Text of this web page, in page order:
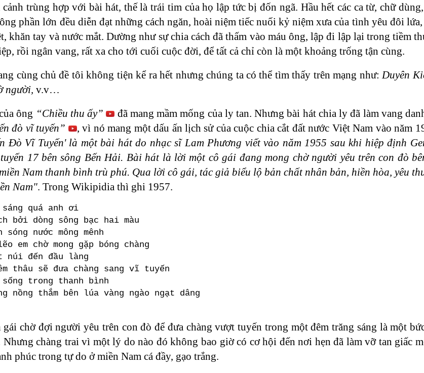
trùng hợp với bài hát, thế là trái tim của họ lập tức bị đốn ngã. Hầu hết các ca từ, chữ
phần lớn đều diễn đạt những cách ngăn, hoài niệm tiếc nuối kỷ niệm xưa của tình yêu đôi
khăn tay và nước mắt. Dường như sự chia cách đã thấm vào máu ông, lập đi lập lại trong tiềm
rồi ngân vang, rất xa cho tới cuối cuộc đời, để tất cả chỉ còn là một khoảng trống tận cùng.
cùng chủ đề tôi không tiện kể ra hết nhưng chúng ta có thể tìm thấy trên mạng như: Duyên
người, v.v…
ông “Chiều thu ấy”
đã mang mầm mống của ly tan. Nhưng bài hát chia ly đã làm vang
đò vĩ tuyến”
, vì nó mang một dấu ấn lịch sử của cuộc chia cắt đất nước Việt Nam vào năm
Đò Vĩ Tuyến' là một bài hát do nhạc sĩ Lam Phương viết vào năm 1955 sau khi hiệp định
17 bên sông Bến Hải. Bài hát là lời một cô gái đang mong chờ người yêu trên con đò
Nam thanh bình trù phú. Qua lời cô gái, tác giả biểu lộ bản chất nhân bản, hiền hòa, yêu
Nam". Trong Wikipidia thì ghi 1957.
quá anh ơi
bởi dòng sông bạc hai màu
nước mông mênh
em chờ mong gặp bóng chàng
núi đến đầu làng
thâu sẽ đưa chàng sang vĩ tuyến
sống trong thanh bình
nồng thắm bên lúa vàng ngào ngạt dâng
chờ đợi người yêu trên con đò để đưa chàng vượt tuyến trong một đêm trăng sáng là một
chàng trai vì một lý do nào đó không bao giờ có cơ hội đến nơi hẹn đã làm vỡ tan giấc
phúc trong tự do ở miền Nam cá đầy, gạo trắng.